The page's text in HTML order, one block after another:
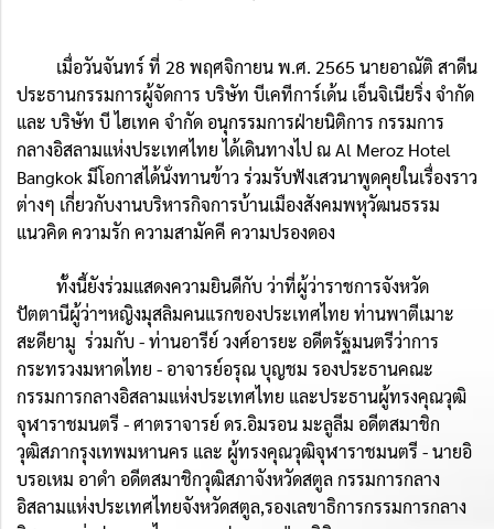
เมื่อวันจันทร์ ที่ 28 พฤศจิกายน พ.ศ. 2565 นายอาณัติ สาดีน
ประธานกรรมการผู้จัดการ บริษัท บีเคทีการ์เด้น เอ็นจิเนียริ่ง จำกัด
และ บริษัท บี ไฮเทค จำกัด อนุกรรมการฝ่ายนิติการ กรรมการ
กลางอิสลามแห่งประเทศไทย ได้เดินทางไป ณ Al Meroz Hotel
Bangkok มีโอกาสได้นั่งทานข้าว ร่วมรับฟังเสวนาพูดคุยในเรื่องราว
ต่างๆ เกี่ยวกับงานบริหารกิจการบ้านเมืองสังคมพหุวัฒนธรรม
แนวคิด ความรัก ความสามัคคี ความปรองดอง
ทั้งนี้ยังร่วมแสดงความยินดีกับ ว่าที่ผู้ว่าราชการจังหวัด
ปัตตานีผู้ว่าฯหญิงมุสลิมคนแรกของประเทศไทย ท่านพาตีเมาะ
สะดียามู ร่วมกับ - ท่านอารีย์ วงศ์อารยะ อดีตรัฐมนตรีว่าการ
กระทรวงมหาดไทย -อาจารย์อรุณ บุญชม รองประธานคณะ
กรรมการกลางอิสลามแห่งประเทศไทย และประธานผู้ทรงคุณวุฒิ
จุฬาราชมนตรี - ศาตราจารย์ ดร.อิมรอน มะลูลีม อดีตสมาชิก
วุฒิสภากรุงเทพมหานคร และ ผู้ทรงคุณวุฒิจุฬาราชมนตรี - นายอิ
บรอเหม อาดำ อดีตสมาชิกวุฒิสภาจังหวัดสตูล กรรมการกลาง
อิสลามแห่งประเทศไทยจังหวัดสตูล,รองเลขาธิการกรรมการกลาง